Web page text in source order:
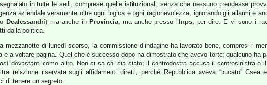
in tutte le sedi, comprese quelle istituzionali, senza che nessuno prendesse
aziendale veramente oltre ogni logica e ogni ragionevolezza, ignorando gli allarmi e
Dealessandri) ma anche in Provincia, ma anche presso l’ Inps, per dire. E vi sono i
dalla politica.
mezzanotte di lunedì scorso, la commissione d’indagine ha lavorato bene, compresi i
a voltare pagina. Quel che è successo dopo ha dimostrato che avevo torto; qualcuno ha
devastanti come altre. Non si sa chi sia stato; il centrodestra accusa il centrosinistra e il
relazione riservata sugli affidamenti diretti, perché Repubblica aveva “bucato” Csea
di tenere un segreto.